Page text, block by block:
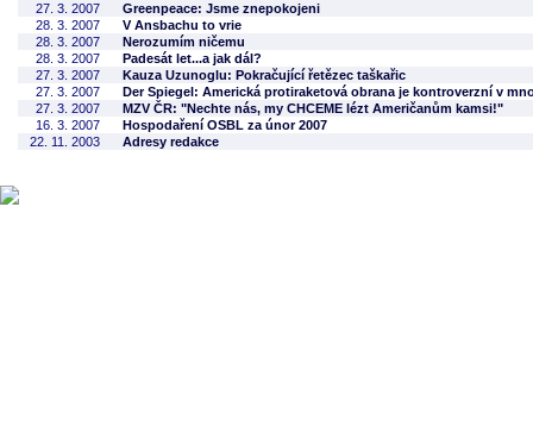
27. 3. 2007
Greenpeace: Jsme znepokojeni
28. 3. 2007
V Ansbachu to vrie
28. 3. 2007
Nerozumím ničemu
28. 3. 2007
Padesát let...a jak dál?
27. 3. 2007
Kauza Uzunoglu: Pokračující řetězec taškařic
27. 3. 2007
Der Spiegel: Americká protiraketová obrana je kontroverzní v
27. 3. 2007
MZV ČR: "Nechte nás, my CHCEME lézt Američanům kamsi!"
16. 3. 2007
Hospodaření OSBL za únor 2007
22. 11. 2003
Adresy redakce